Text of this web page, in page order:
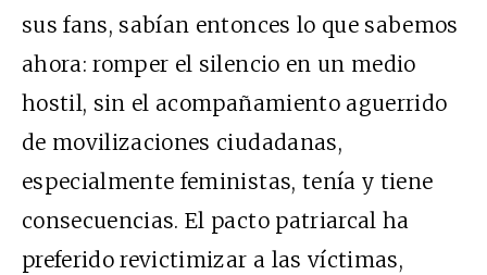
sus fans, sabían entonces lo que sabemos
ahora: romper el silencio en un medio
hostil, sin el acompañamiento aguerrido
de movilizaciones ciudadanas,
especialmente feministas, tenía y tiene
consecuencias. El pacto patriarcal ha
preferido revictimizar a las víctimas,